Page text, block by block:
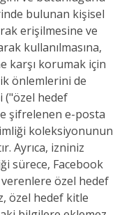
bulunan kişisel
erişilmesine ve
kullanılmasına,
karşı korumak için
önlemlerini de
("özel hedef
şifrelenen e-posta
koleksiyonunun
Ayrıca, izniniz
sürece, Facebook
özel hedef
özel hedef kitle